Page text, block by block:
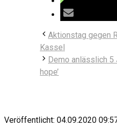
Aktionstag gegen
Kassel
Demo anlässlich 5
hope’
Veröffentlicht: 04.09.2020